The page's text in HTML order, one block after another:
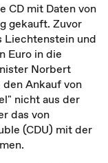
CD mit Daten von
gekauft. Zuvor
Liechtenstein und
Euro in die
Norbert
den Ankauf von
nicht aus der
das von
(CDU) mit der